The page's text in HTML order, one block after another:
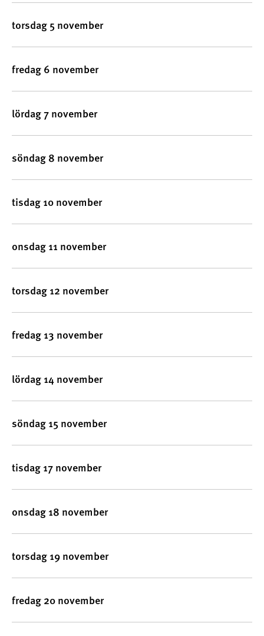
torsdag 5 november
fredag 6 november
lördag 7 november
söndag 8 november
tisdag 10 november
onsdag 11 november
torsdag 12 november
fredag 13 november
lördag 14 november
söndag 15 november
tisdag 17 november
onsdag 18 november
torsdag 19 november
fredag 20 november